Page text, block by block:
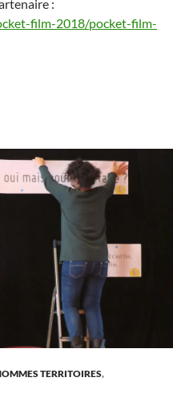
:
film-2018/pocket-film-
TERRITOIRES,